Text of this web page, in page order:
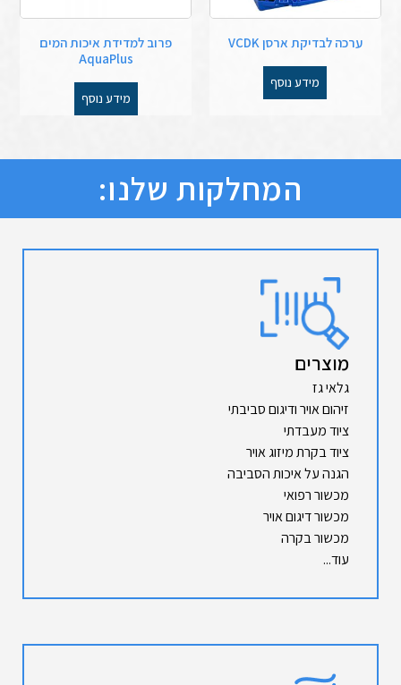
ערכה לבדיקת ארסן VCDK
מידע נוסף
פרוב למדידת איכות המים
AquaPlus
מידע נוסף
המחלקות שלנו:
מוצרים
גלאי גז
זיהום אויר ודיגום סביבתי
ציוד מעבדתי
ציוד בקרת מיזוג אויר
הגנה על איכות הסביבה
מכשור רפואי
מכשור דיגום אויר
מכשור בקרה
עוד...